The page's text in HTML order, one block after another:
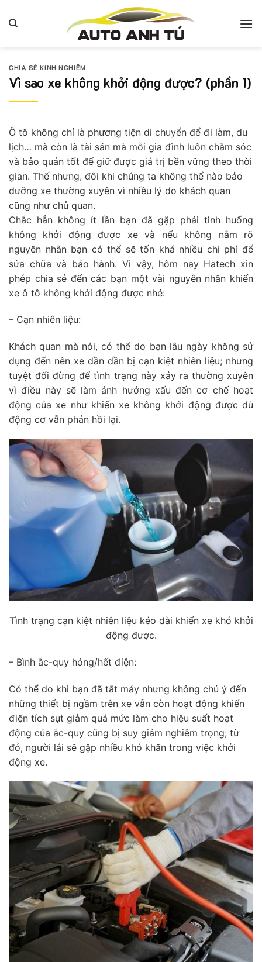
qua
CHIA SẺ KINH NGHIỆM
Vì sao xe không khởi động được? (phần 1)
Ô tô không chỉ là phương tiện di chuyển để đi làm, du
lịch… mà còn là tài sản mà mỗi gia đình luôn chăm sóc
và bảo quản tốt để giữ được giá trị bền vững theo thời
gian. Thế nhưng, đôi khi chúng ta không thể nào bảo
dưỡng xe thường xuyên vì nhiều lý do khách quan
cũng như chủ quan.
Chắc hẳn không ít lần bạn đã gặp phải tình huống
không khởi động được xe và nếu không nắm rõ
nguyên nhân bạn có thể sẽ tốn khá nhiều chi phí để
sửa chữa và bảo hành. Vì vậy, hôm nay Hatech xin
phép chia sẻ đến các bạn một vài nguyên nhân khiến
xe ô tô không khởi động được nhé:
– Cạn nhiên liệu:
Khách quan mà nói, có thể do bạn lâu ngày không sử
dụng đến nên xe dần dần bị cạn kiệt nhiên liệu; nhưng
tuyệt đối đừng để tình trạng này xảy ra thường xuyên
vì điều này sẽ làm ảnh hưởng xấu đến cơ chế hoạt
động của xe như khiến xe không khởi động được dù
động cơ vẫn phản hồi lại.
Tình trạng cạn kiệt nhiên liệu kéo dài khiến xe khó khởi
động được.
– Bình ắc-quy hỏng/hết điện:
Có thể do khi bạn đã tắt máy nhưng không chú ý đến
những thiết bị ngầm trên xe vẫn còn hoạt động khiến
điện tích sụt giảm quá mức làm cho hiệu suất hoạt
động của ắc-quy cũng bị suy giảm nghiêm trọng; từ
đó, người lái sẽ gặp nhiều khó khăn trong việc khởi
động xe.